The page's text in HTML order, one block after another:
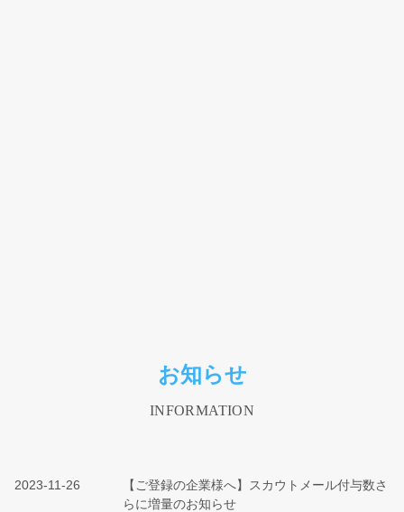
お知らせ
INFORMATION
2023-11-26
【ご登録の企業様へ】スカウトメール付与数さ
らに増量のお知らせ